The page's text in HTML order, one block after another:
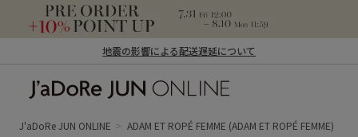
地震の影響による配送遅延について
ン オンライン）
J'aDoRe JUN ONLINE ADAM ET ROPÉ FEMME (ADAM ET ROPÉ FEMME)